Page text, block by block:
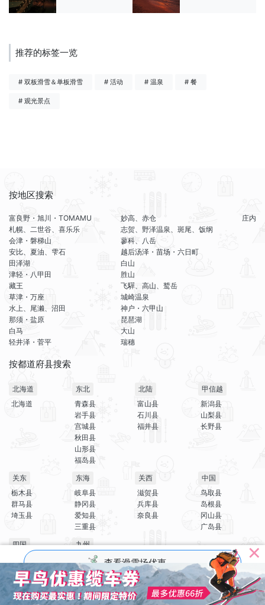
查看滑雪场优惠
推荐的标签一览
# 双板滑雪＆单板滑雪 # 活动 # 温泉 # 餐
# 观光景点
按地区搜索
富良野・旭川・TOMAMU
札幌、二世谷、喜乐乐
会津・磐梯山
安比、夏油、雫石
田泽湖
津轻・八甲田
藏王
草津・万座
水上、尾濑、沼田
那须・盐原
白马
轻井泽・菅平
妙高、赤仓
志贺、野泽温泉、斑尾、饭纲
蓼科、八岳
越后汤泽・苗场・六日町
白山
胜山
飞驒、高山、鹫岳
城崎温泉
神户・六甲山
琵琶湖
大山
瑞穗
庄内
按都道府县搜索
北海道
北海道
东北
青森县
岩手县
宫城县
秋田县
山形县
福岛县
北陆
富山县
石川县
福井县
甲信越
新潟县
山梨县
长野县
关东
栃木县
群马县
埼玉县
东海
岐阜县
静冈县
爱知县
三重县
关西
滋贺县
兵库县
奈良县
中国
鸟取县
岛根县
冈山县
广岛县
四国
德岛县
香川县
爱媛县
九州
佐贺县
大分县